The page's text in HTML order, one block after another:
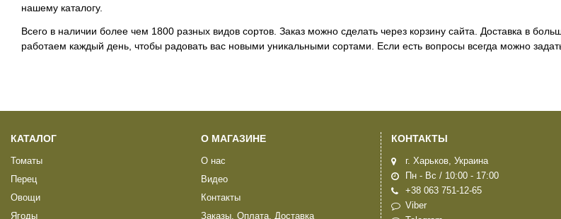
нашему каталогу.
Всего в наличии более чем 1800 разных видов сортов. Заказ можно сделать через корзину сайта. Доставка в
работаем каждый день, чтобы радовать вас новыми уникальными сортами. Если есть вопросы всегда можно
КАТАЛОГ
Томаты
Перец
Овощи
Ягоды
О МАГАЗИНЕ
О нас
Видео
Контакты
Заказы, Оплата, Доставка
КОНТАКТЫ
г. Харьков, Украина
Пн - Вс / 10:00 - 17:00
+38 063 751-12-65
Viber